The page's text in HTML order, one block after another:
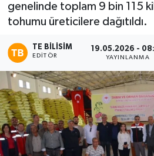
genelinde toplam 9 bin 115
tohumu üreticilere dağıtıldı.
TE BILISIM
EDITÖR
19.05.2026 -
YAYINLANMA